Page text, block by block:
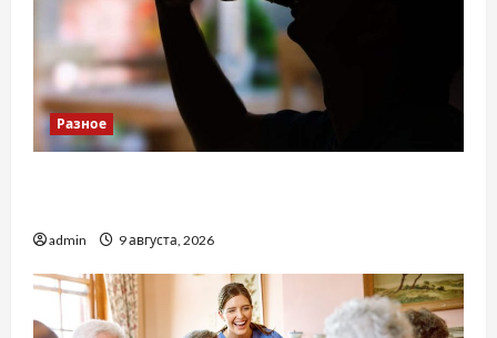
Разное
admin 9 августа, 2026